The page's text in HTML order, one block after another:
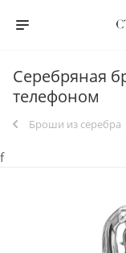
Серебряная
телефоном
Броши из серебра
f